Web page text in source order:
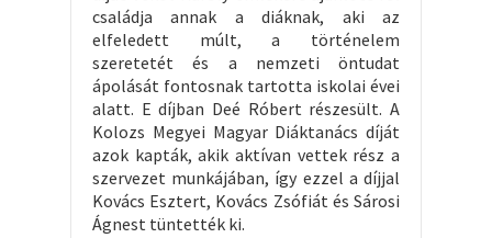
családja annak a diáknak, aki az
elfeledett múlt, a történelem
szeretetét és a nemzeti öntudat
ápolását fontosnak tartotta iskolai évei
alatt. E díjban Deé Róbert részesült. A
Kolozs Megyei Magyar Diáktanács díját
azok kapták, akik aktívan vettek rész a
szervezet munkájában, így ezzel a díjjal
Kovács Esztert, Kovács Zsófiát és Sárosi
Ágnest tüntették ki.